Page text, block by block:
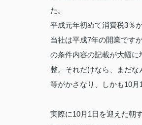
た。
平成元年初めて消費税3％
当社は平成7年の開業です
の条件内容の記載が大幅
整。それだけなら、まだ
等がかさなり、しかも10月
実際に10月1日を迎えた朝